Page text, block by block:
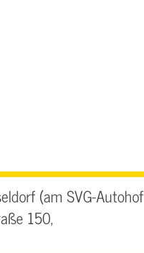
(am SVG-Autohof
150,